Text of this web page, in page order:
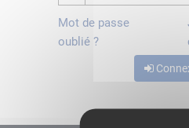
Mot de passe
oublié ?